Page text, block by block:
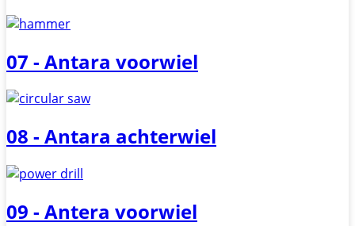
07 - Antara voorwiel
08 - Antara achterwiel
09 - Antera voorwiel